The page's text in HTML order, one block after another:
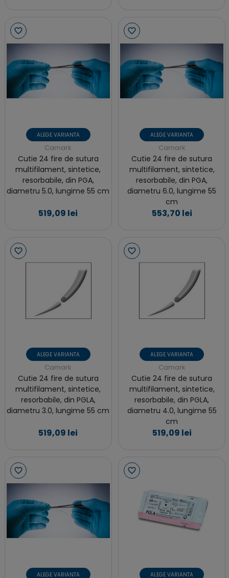
ALEGE VARIANTA
Camark
Cutie 24 fire de sutura
multifilament, sintetice,
resorbabile, din PGA,
diametru 5.0, lungime 55 cm
519,09 lei
ALEGE VARIANTA
Camark
Cutie 24 fire de sutura
multifilament, sintetice,
resorbabile, din PGA,
diametru 6.0, lungime 55
cm
553,70 lei
ALEGE VARIANTA
Camark
Cutie 24 fire de sutura
multifilament, sintetice,
resorbabile, din PGLA,
diametru 3.0, lungime 55 cm
519,09 lei
ALEGE VARIANTA
Camark
Cutie 24 fire de sutura
multifilament, sintetice,
resorbabile, din PGLA,
diametru 4.0, lungime 55
cm
519,09 lei
ALEGE VARIANTA ALEGE VARIANTA